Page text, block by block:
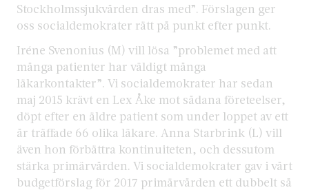
Stockholmssjukvården dras med”. Förslagen ger
oss socialdemokrater rätt på punkt efter punkt.
Iréne Svenonius (M) vill lösa ”problemet med att
många patienter har väldigt många
läkarkontakter”. Vi socialdemokrater har sedan
maj 2015 krävt en Lex Åke mot sådana företeelser,
döpt efter en äldre patient som under loppet av ett
år träffade 66 olika läkare. Anna Starbrink (L) vill
även hon förbättra kontinuiteten, och dessutom
stärka primärvården. Vi socialdemokrater gav i vårt
budgetförslag för 2017 primärvården ett dubbelt så